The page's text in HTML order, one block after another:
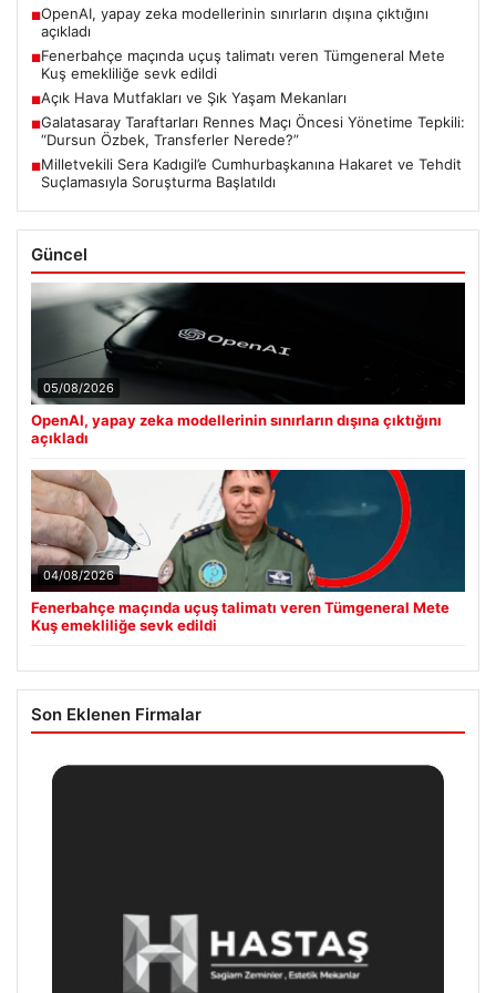
■OpenAI, yapay zeka modellerinin sınırların dışına çıktığını
açıkladı
■Fenerbahçe maçında uçuş talimatı veren Tümgeneral Mete
Kuş emekliliğe sevk edildi
■Açık Hava Mutfakları ve Şık Yaşam Mekanları
■Galatasaray Taraftarları Rennes Maçı Öncesi Yönetime Tepkili:
“Dursun Özbek, Transferler Nerede?”
■Milletvekili Sera Kadıgil’e Cumhurbaşkanına Hakaret ve Tehdit
Suçlamasıyla Soruşturma Başlatıldı
Güncel
05/08/2026
OpenAI, yapay zeka modellerinin sınırların dışına çıktığını
açıkladı
04/08/2026
Fenerbahçe maçında uçuş talimatı veren Tümgeneral Mete
Kuş emekliliğe sevk edildi
Son Eklenen Firmalar